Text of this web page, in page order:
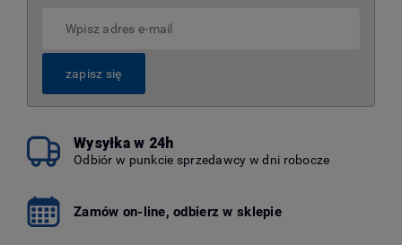
zapisz się
Wysyłka w 24h
Odbiór w punkcie sprzedawcy w dni robocze
Zamów on-line, odbierz w sklepie